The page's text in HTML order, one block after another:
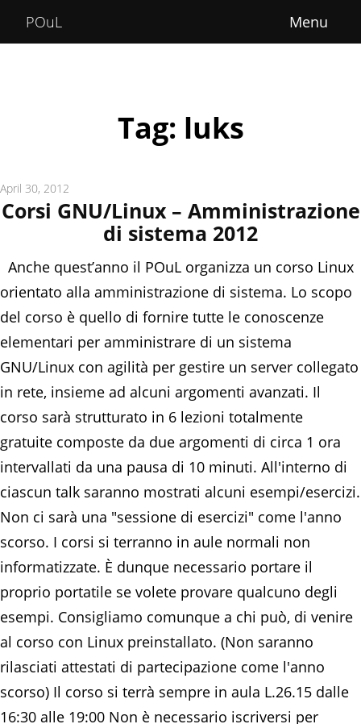
POuL
Home
Tag: luks
April 30, 2012
Corsi GNU/Linux – Amministrazione
di sistema 2012
Anche quest’anno il POuL organizza un corso Linux
orientato alla amministrazione di sistema. Lo scopo
del corso è quello di fornire tutte le conoscenze
elementari per amministrare di un sistema
GNU/Linux con agilità per gestire un server collegato
in rete, insieme ad alcuni argomenti avanzati. Il
corso sarà strutturato in 6 lezioni totalmente
gratuite composte da due argomenti di circa 1 ora
intervallati da una pausa di 10 minuti. All'interno di
ciascun talk saranno mostrati alcuni esempi/esercizi.
Non ci sarà una "sessione di esercizi" come l'anno
scorso. I corsi si terranno in aule normali non
informatizzate. È dunque necessario portare il
proprio portatile se volete provare qualcuno degli
esempi. Consigliamo comunque a chi può, di venire
al corso con Linux preinstallato. (Non saranno
rilasciati attestati di partecipazione come l'anno
scorso) Il corso si terrà sempre in aula L.26.15 dalle
16:30 alle 19:00 Non è necessario iscriversi per